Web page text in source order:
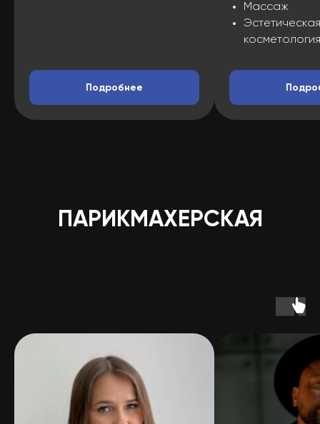
Подробнее
Массаж
Эстетическая
косметология
ПАРИКМАХЕРСКАЯ